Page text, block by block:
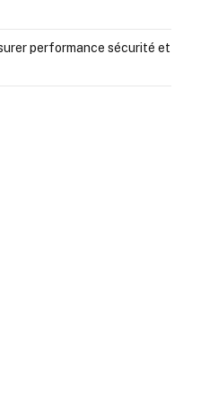
performance sécurité et